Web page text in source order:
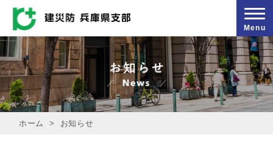
Menu
ホーム > お知らせ